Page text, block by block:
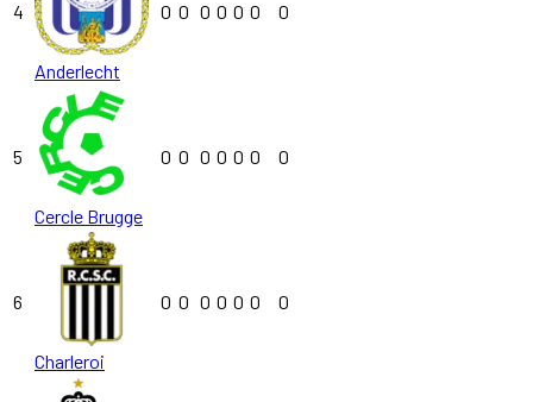
4
Anderlecht
0 0 0 0 0 0 0
5
Cercle Brugge
0 0 0 0 0 0 0
6
Charleroi
0 0 0 0 0 0 0